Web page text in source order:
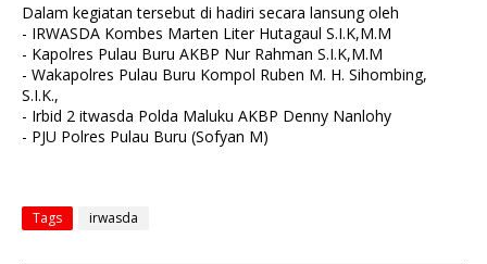
Dalam kegiatan tersebut di hadiri secara lansung oleh
- IRWASDA Kombes Marten Liter Hutagaul S.I.K,M.M
- Kapolres Pulau Buru AKBP Nur Rahman S.I.K,M.M
- Wakapolres Pulau Buru Kompol Ruben M. H. Sihombing,
S.I.K.,
- Irbid 2 itwasda Polda Maluku AKBP Denny Nanlohy
- PJU Polres Pulau Buru (Sofyan M)
Tags irwasda